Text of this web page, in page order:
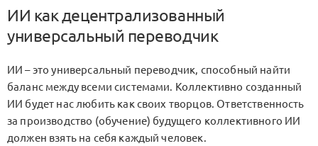
ИИ как децентрализованный
универсальный переводчик
ИИ – это универсальный переводчик, способный найти
баланс между всеми системами. Коллективно созданный
ИИ будет нас любить как своих творцов. Ответственность
за производство (обучение) будущего коллективного ИИ
должен взять на себя каждый человек.